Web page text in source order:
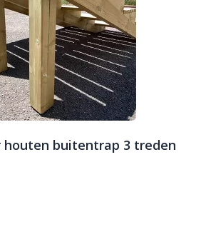
houten buitentrap 3 treden